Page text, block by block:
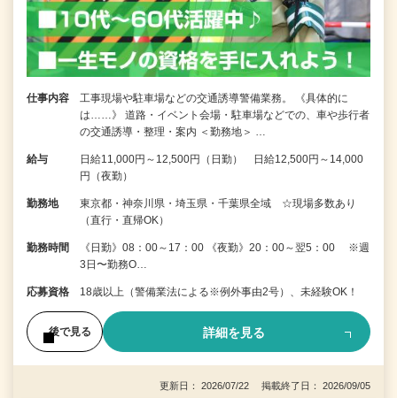
仕事内容
工事現場や駐車場などの交通誘導警備業務。 《具体的に
は……》 道路・イベント会場・駐車場などでの、車や歩行者
の交通誘導・整理・案内 ＜勤務地＞ …
給与
日給11,000円～12,500円（日勤） 日給12,500円～14,000
円（夜勤）
勤務地
東京都・神奈川県・埼玉県・千葉県全域 ☆現場多数あり
（直行・直帰OK）
勤務時間
《日勤》08：00～17：00 《夜勤》20：00～翌5：00 ※週
3日〜勤務O…
応募資格 18歳以上（警備業法による※例外事由2号）、未経験OK！
後で見る 詳細を見る
更新日： 2026/07/22 掲載終了日： 2026/09/05